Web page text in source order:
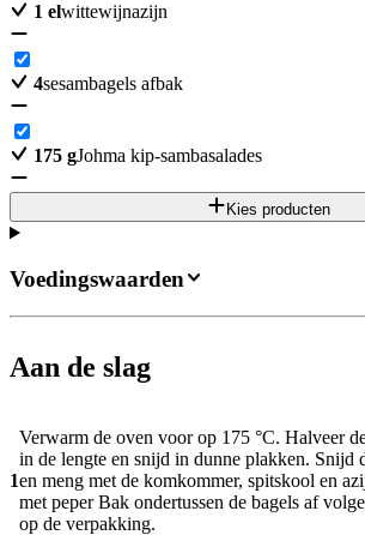
1 elwittewijnazijn
4sesambagels afbak
175 gJoh­ma kip-sam­ba­sa­la­des
Kies producten
Aan de slag
1
Verwarm de oven voor op 175 °C. Halveer
in de lengte en snijd in dunne plakken. Snijd
en meng met de komkommer, spitskool en
met peper Bak ondertussen de bagels af
op de verpakking.
Voedingswaarden